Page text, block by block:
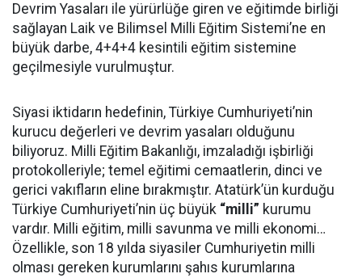
Devrim Yasaları ile yürürlüğe giren ve eğitimde birliği
sağlayan Laik ve Bilimsel Milli Eğitim Sistemi’ne en
büyük darbe, 4+4+4 kesintili eğitim sistemine
geçilmesiyle vurulmuştur.
Siyasi iktidarın hedefinin, Türkiye Cumhuriyeti’nin
kurucu değerleri ve devrim yasaları olduğunu
biliyoruz. Milli Eğitim Bakanlığı, imzaladığı işbirliği
protokolleriyle; temel eğitimi cemaatlerin, dinci ve
gerici vakıfların eline bırakmıştır. Atatürk’ün kurduğu
Türkiye Cumhuriyeti’nin üç büyük “milli” kurumu
vardır. Milli eğitim, milli savunma ve milli ekonomi…
Özellikle, son 18 yılda siyasiler Cumhuriyetin milli
olması gereken kurumlarını şahıs kurumlarına